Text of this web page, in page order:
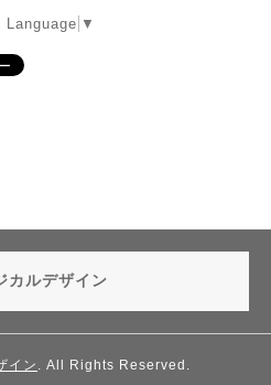
Language ▼
カルデザイン
イン . All Rights Reserved.